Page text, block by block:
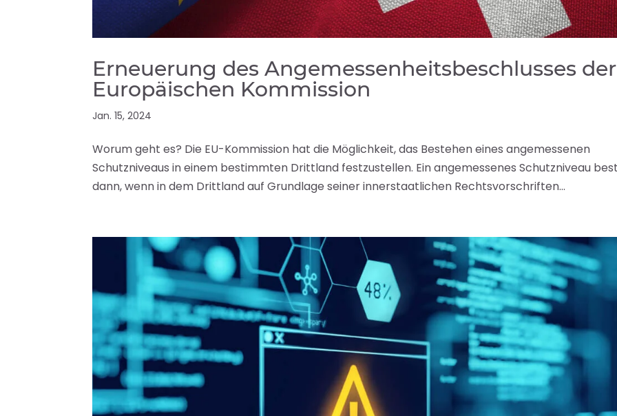
Erneuerung des Angemessenheitsbeschlusses der
Europäischen Kommission
Jan. 15, 2024
Worum geht es? Die EU-Kommission hat die Möglichkeit, das Bestehen eines angemessenen
Schutzniveaus in einem bestimmten Drittland festzustellen. Ein angemessenes Schutzniveau
dann, wenn in dem Drittland auf Grundlage seiner innerstaatlichen Rechtsvorschriften...